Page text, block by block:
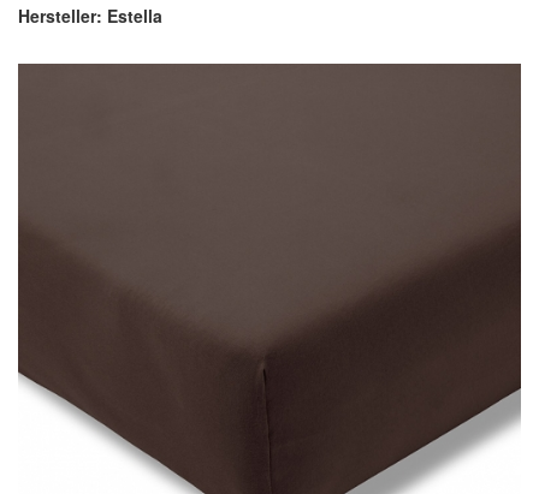
Hersteller: Estella